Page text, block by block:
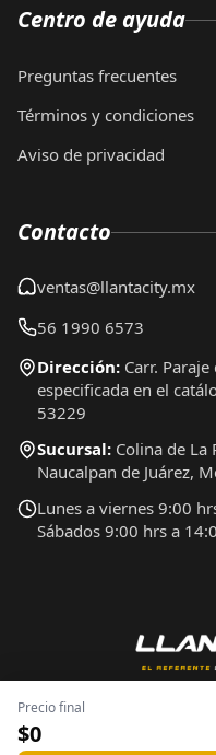
Precio final
$0
Centro de ayuda
Preguntas frecuentes
Términos y condiciones
Aviso de privacidad
Contacto
ventas@llantacity.mx
56 1990 6573
Dirección: Carr.
especificada en el
53229
Sucursal: Colina de La
Naucalpan de Juárez,
Lunes a viernes 9:00
Sábados 9:00 hrs a